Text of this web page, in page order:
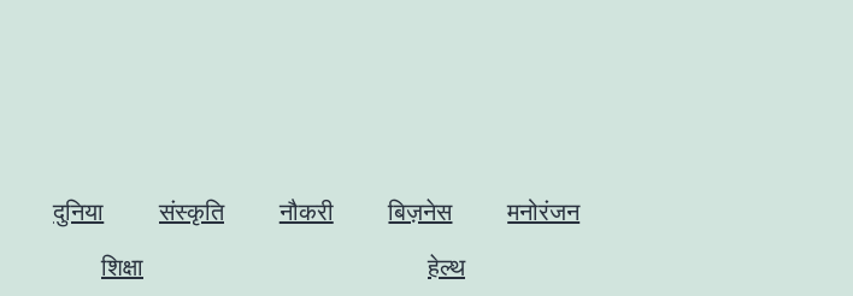
दुनिया संस्कृति नौकरी बिज़नेस
मनोरंजन
शिक्षा हेल्थ